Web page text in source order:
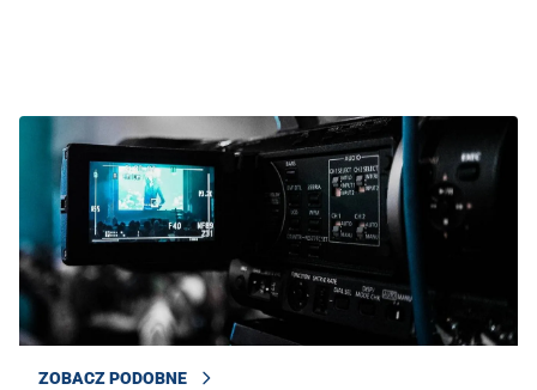
ZOBACZ PODOBNE